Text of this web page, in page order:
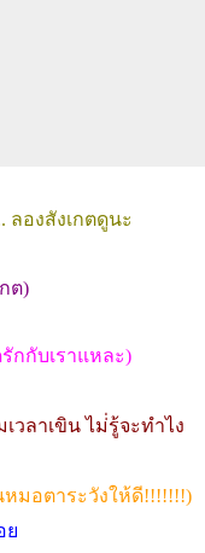
องสังเกตดูนะ
ต)
กกับเราแหละ)
วลาเขิน ไม่่รู้จะทำไง
มอตาระวังให้ดี!!!!!!!)
ย